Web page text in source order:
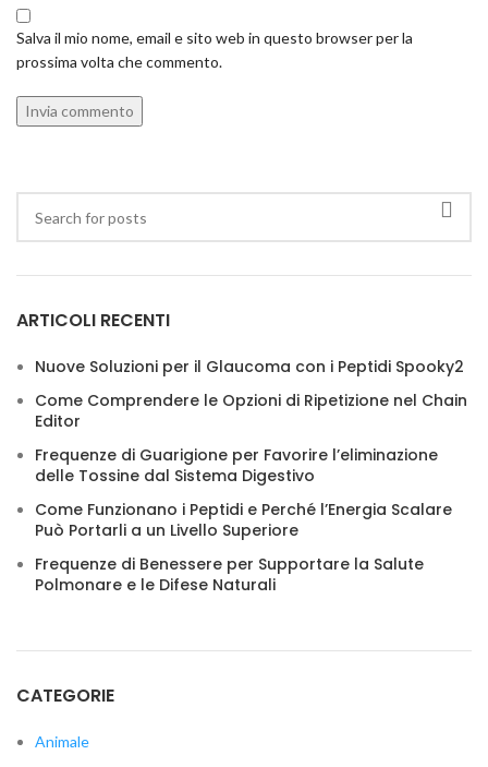
Salva il mio nome, email e sito web in questo browser per la
prossima volta che commento.
ARTICOLI RECENTI
Nuove Soluzioni per il Glaucoma con i Peptidi Spooky2
Come Comprendere le Opzioni di Ripetizione nel Chain
Editor
Frequenze di Guarigione per Favorire l’eliminazione
delle Tossine dal Sistema Digestivo
Come Funzionano i Peptidi e Perché l’Energia Scalare
Può Portarli a un Livello Superiore
Frequenze di Benessere per Supportare la Salute
Polmonare e le Difese Naturali
CATEGORIE
Animale